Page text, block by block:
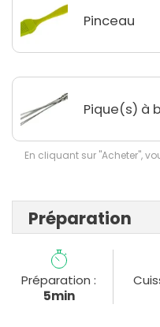
Pinceau
Pique(s) à
En cliquant sur "Acheter",
Préparation
Préparation :
5min